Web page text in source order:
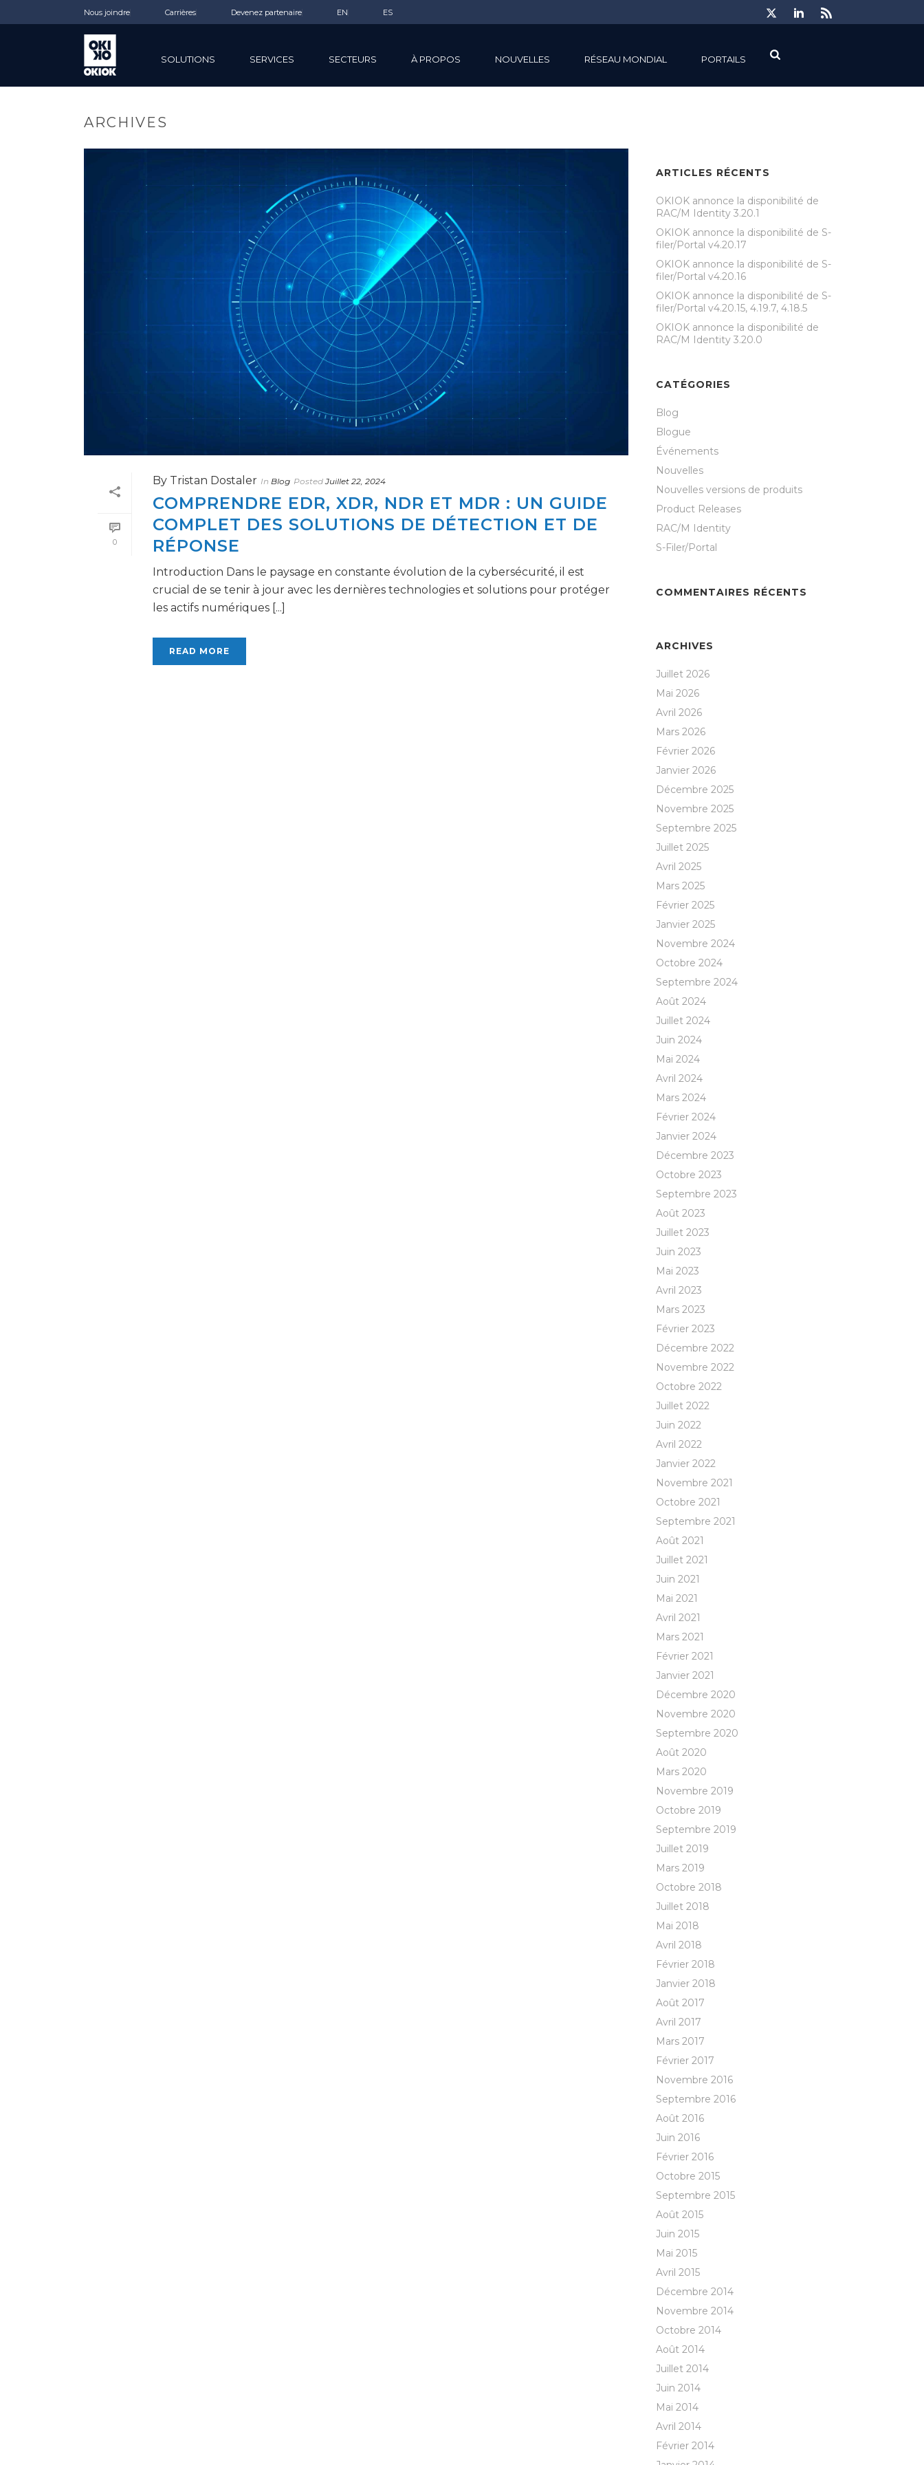
Nous joindre Carrières Devenez partenaire EN ES
SOLUTIONS SERVICES SECTEURS À PROPOS NOUVELLES RÉSEAU MONDIAL PORTAILS
ARCHIVES
0
By Tristan Dostaler In Blog Posted Juillet 22, 2024
COMPRENDRE EDR, XDR, NDR ET MDR : UN GUIDE
COMPLET DES SOLUTIONS DE DÉTECTION ET DE
RÉPONSE
Introduction Dans le paysage en constante évolution de la cybersécurité, il est
crucial de se tenir à jour avec les dernières technologies et solutions pour protéger
les actifs numériques [...]
READ MORE
ARTICLES RÉCENTS
OKIOK annonce la disponibilité de
RAC/M Identity 3.20.1
OKIOK annonce la disponibilité de S-
filer/Portal v4.20.17
OKIOK annonce la disponibilité de S-
filer/Portal v4.20.16
OKIOK annonce la disponibilité de S-
filer/Portal v4.20.15, 4.19.7, 4.18.5
OKIOK annonce la disponibilité de
RAC/M Identity 3.20.0
CATÉGORIES
Blog
Blogue
Événements
Nouvelles
Nouvelles versions de produits
Product Releases
RAC/M Identity
S-Filer/Portal
COMMENTAIRES RÉCENTS
ARCHIVES
Juillet 2026
Mai 2026
Avril 2026
Mars 2026
Février 2026
Janvier 2026
Décembre 2025
Novembre 2025
Septembre 2025
Juillet 2025
Avril 2025
Mars 2025
Février 2025
Janvier 2025
Novembre 2024
Octobre 2024
Septembre 2024
Août 2024
Juillet 2024
Juin 2024
Mai 2024
Avril 2024
Mars 2024
Février 2024
Janvier 2024
Décembre 2023
Octobre 2023
Septembre 2023
Août 2023
Juillet 2023
Juin 2023
Mai 2023
Avril 2023
Mars 2023
Février 2023
Décembre 2022
Novembre 2022
Octobre 2022
Juillet 2022
Juin 2022
Avril 2022
Janvier 2022
Novembre 2021
Octobre 2021
Septembre 2021
Août 2021
Juillet 2021
Juin 2021
Mai 2021
Avril 2021
Mars 2021
Février 2021
Janvier 2021
Décembre 2020
Novembre 2020
Septembre 2020
Août 2020
Mars 2020
Novembre 2019
Octobre 2019
Septembre 2019
Juillet 2019
Mars 2019
Octobre 2018
Juillet 2018
Mai 2018
Avril 2018
Février 2018
Janvier 2018
Août 2017
Avril 2017
Mars 2017
Février 2017
Novembre 2016
Septembre 2016
Août 2016
Juin 2016
Février 2016
Octobre 2015
Septembre 2015
Août 2015
Juin 2015
Mai 2015
Avril 2015
Décembre 2014
Novembre 2014
Octobre 2014
Août 2014
Juillet 2014
Juin 2014
Mai 2014
Avril 2014
Février 2014